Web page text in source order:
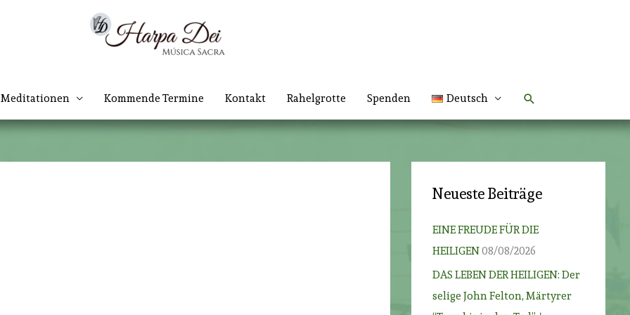
Meditationen Kommende Termine Kontakt Rahelgrotte Spenden Deutsch Suchen
Neueste Beiträge
EINE FREUDE FÜR DIE
HEILIGEN08/08/2026
DAS LEBEN DER HEILIGEN: Der
selige John Felton, Märtyrer